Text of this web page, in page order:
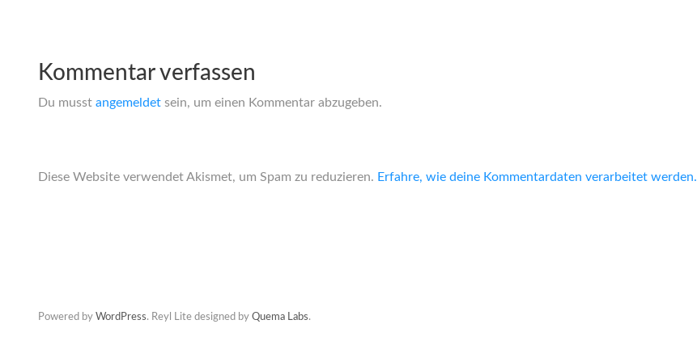
Kommentar verfassen
Du musst angemeldetsein, um einen Kommentar abzugeben.
Diese Website verwendet Akismet, um Spam zu reduzieren. Erfahre, wie deine Kommentardaten verarbeitet werden.
Powered by WordPress. Reyl Lite designed by Quema Labs.